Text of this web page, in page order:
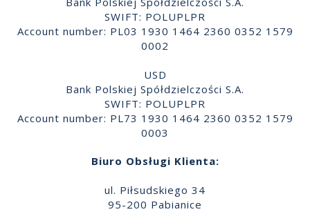
SWIFT: POLUPLPR
Account number: PL03 1930 1464 2360 0352 1579
0002
USD
Bank Polskiej Spółdzielczości S.A.
SWIFT: POLUPLPR
Account number: PL73 1930 1464 2360 0352 1579
0003
Biuro Obsługi Klienta:
ul. Piłsudskiego 34
95-200 Pabianice